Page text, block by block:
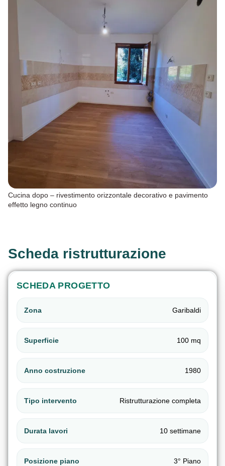
Cucina dopo – rivestimento orizzontale decorativo e pavimento
effetto legno continuo
Scheda ristrutturazione
SCHEDA PROGETTO
Zona Garibaldi
Superficie 100 mq
Anno costruzione 1980
Tipo intervento Ristrutturazione completa
Durata lavori 10 settimane
Posizione piano 3° Piano